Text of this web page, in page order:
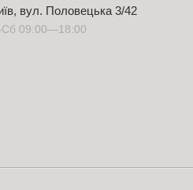
вул. Половецька 3/42
09:00—18:00